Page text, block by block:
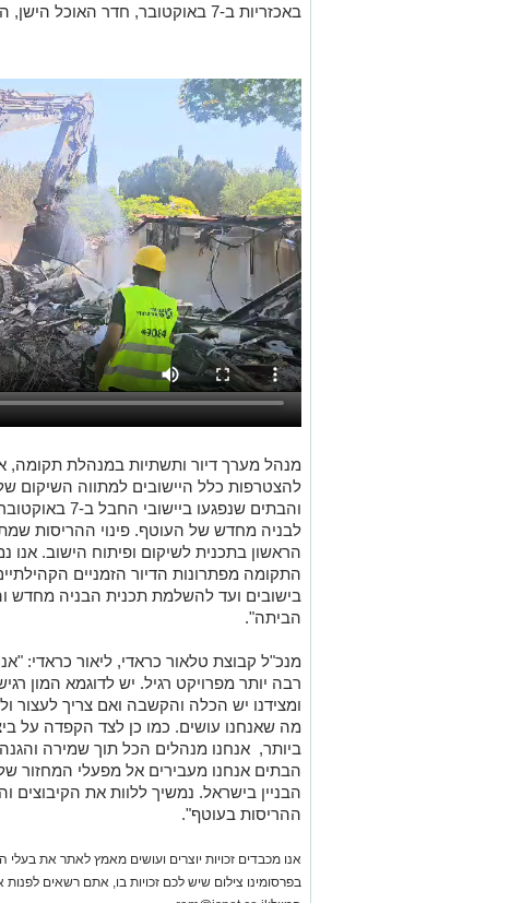
באכזריות ב-7 באוקטובר, חדר האוכל הישן, הגלריה וחנות הקיבוץ.
מנהל מערך דיור ותשתיות במנהלת
להצטרפות כלל היישובים למתווה השיקום
והבתים שנפגעו
לבניה מחדש של העוטף. פינוי ההריסות
הראשון בתכנית לשיקום ופיתוח הישוב. אנו
התקומה מפתרונות הדיור הזמניים
בישובים ועד להשלמת תכנית הבניה מחדש
הביתה".
מנכ"ל קבוצת טלאור כראדי, ליאור כראדי:
רבה יותר מפרויקט רגיל. יש לדוגמא המון
ומצידנו יש הכלה והקשבה ואם צריך לעצור
מה שאנחנו עושים. כמו כן לצד הקפדה על
ביותר, אנחנו מנהלים הכל תוך שמירה
הבתים אנחנו מעבירים אל מפעלי המחזור
הבניין בישראל. נמשיך ללוות את הקיבוצים
ההריסות בעוטף".
אנו מכבדים זכויות יוצרים ועושים מאמץ לאתר את בעלי
בפרסומינו צילום שיש לכם זכויות בו, אתם רשאים